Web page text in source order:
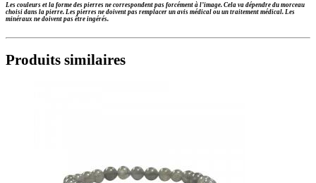
Les couleurs et la forme des pierres ne correspondent pas forcément à l’image. Cela va dépendre du morceau
choisi dans la pierre. Les pierres ne doivent pas remplacer un avis médical ou un traitement médical. Les
minéraux ne doivent pas être ingérés.
Produits similaires